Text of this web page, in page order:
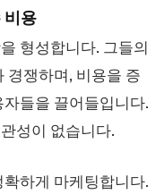
비용
형성합니다. 그들의
경쟁하며, 비용을 증
들을 끌어들입니다.
성이 없습니다.
하게 마케팅합니다.